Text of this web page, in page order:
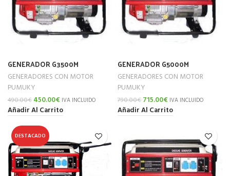
GENERADOR G3500M
GENERADORES CON MOTOR
PUMUKY
490.00€ 450.00€ IVA INCLUIDO
Añadir Al Carrito
GENERADOR G5000M
GENERADORES CON MOTOR
PUMUKY
790.00€ 715.00€ IVA INCLUIDO
Añadir Al Carrito
DESTACADO